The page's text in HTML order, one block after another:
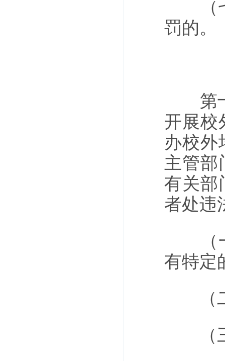
（七
罚的。
第十
开展校
办校外
主管部
有关部
者处违
（一
有特定
（二
（三